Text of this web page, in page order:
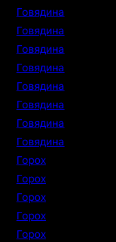
Говядина
Говядина
Говядина
Говядина
Говядина
Говядина
Говядина
Говядина
Горох
Горох
Горох
Горох
Горох